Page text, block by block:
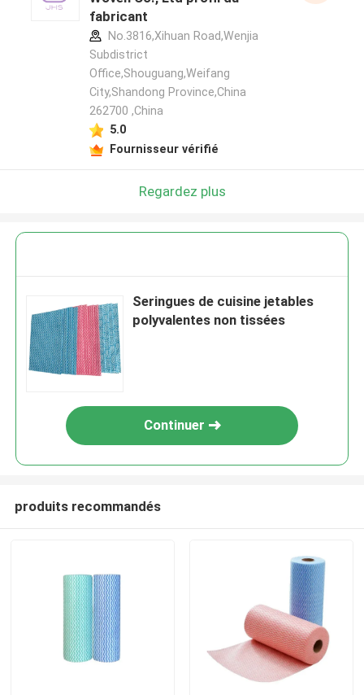
fabricant
No.3816,Xihuan Road,Wenjia
Subdistrict
Office,Shouguang,Weifang
City,Shandong Province,China
262700 ,China
5.0
Fournisseur vérifié
Regardez plus
Seringues de cuisine jetables
polyvalentes non tissées
Continuer
produits recommandés